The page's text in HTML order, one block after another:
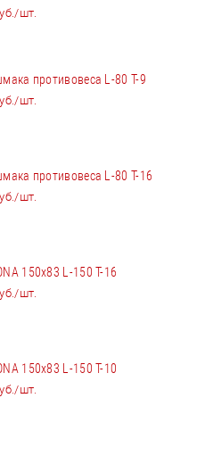
шт.
противовеса L-80 T-9
шт.
противовеса L-80 T-16
шт.
150x83 L-150 Т-16
шт.
150x83 L-150 Т-10
шт.